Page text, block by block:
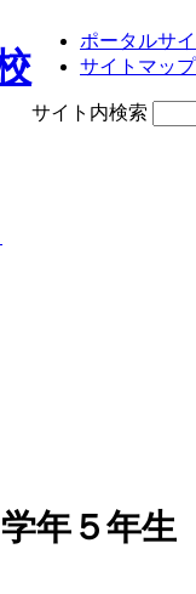
ポータルサ
サイトマップ
サイト内検索